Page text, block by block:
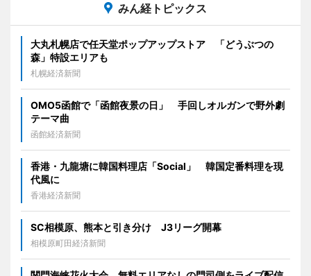
みん経トピックス
大丸札幌店で任天堂ポップアップストア 「どうぶつの
森」特設エリアも
札幌経済新聞
OMO5函館で「函館夜景の日」 手回しオルガンで野外劇
テーマ曲
函館経済新聞
香港・九龍塘に韓国料理店「Social」 韓国定番料理を現
代風に
香港経済新聞
SC相模原、熊本と引き分け J3リーグ開幕
相模原町田経済新聞